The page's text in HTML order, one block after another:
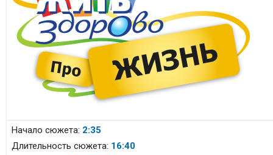
Начало сюжета: 2:35
Длительность сюжета: 16:40